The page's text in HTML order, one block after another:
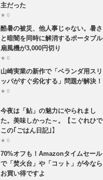
主だった
★ 0
酷暑の被災、他人事じゃない。暑さ
と暗闇を同時に解消するポータブル
扇風機が3,000円切り
★ 0
山崎実業の新作で「ベランダ用スリ
ッパがすぐ劣化する」問題が解決！
★ 0
今夜は「鮎」の魅力にやられまし
た。美味しかった～。【こぐれひで
この｢ごはん日記｣】
★ 0
70%オフも！Amazonタイムセール
で「焚火台」や「コット」が今なら
お買い得ですよ